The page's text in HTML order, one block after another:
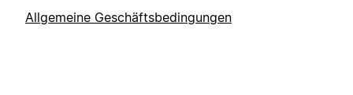
Allgemeine Geschäftsbedingungen